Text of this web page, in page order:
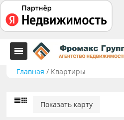
Главная / Квартиры
Показать карту